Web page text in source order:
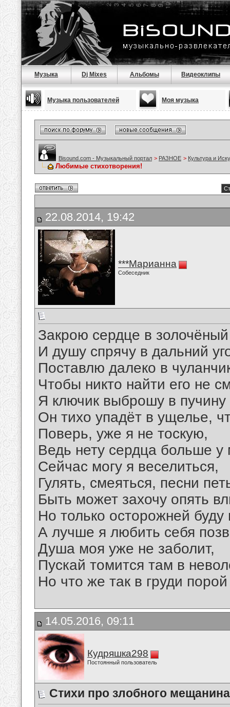
Музыка Dj Mixes Альбомы Видеоклипы
Музыка пользователей Моя музыка
Bisound.com - Музыкальный портал > РАЗНОЕ > Культура и
Любимые стихотворения!
22.08.2014, 19:42
***Марианна
Собеседник
Закрою сердце в
И душу спрячу в дальний
Поставлю далеко в
Чтобы никто найти его не
Я ключик выброшу в
Он тихо упадёт в ущелье,
Поверь, уже я не тоскую,
Ведь нету сердца больше у
Сейчас могу я веселиться,
Гулять, смеяться, песни
Быть может захочу опять
Но только осторожней буду
А лучше я любить себя
Душа моя уже не заболит,
Пускай томится там в
Но что же так в груди
14.05.2016, 09:11
Кудряшка298
Постоянный пользователь
Стихи про злобного мещанина